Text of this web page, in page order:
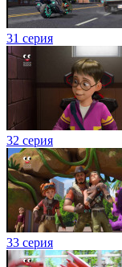
31 серия
32 серия
33 серия